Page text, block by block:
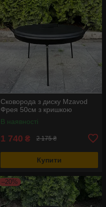
Сковорода з диску Mzavod
Фрея 50см з кришкою
В наявності
1 740 ₴ 2 175 ₴
Купити
–20%